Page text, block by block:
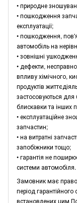
• природне
• пошкодження
експлуатації;
• пошкодження,
автомобіль на
• зовнішні
• дефекти,
впливу хімічного,
продуктів
застосовуються для
блискавки та інших
• експлуатаційне
запчастин;
• на витратні
запобіжники тощо;
• гарантія не
системи автомобіля.
Замовник має право
період
встановлених цим